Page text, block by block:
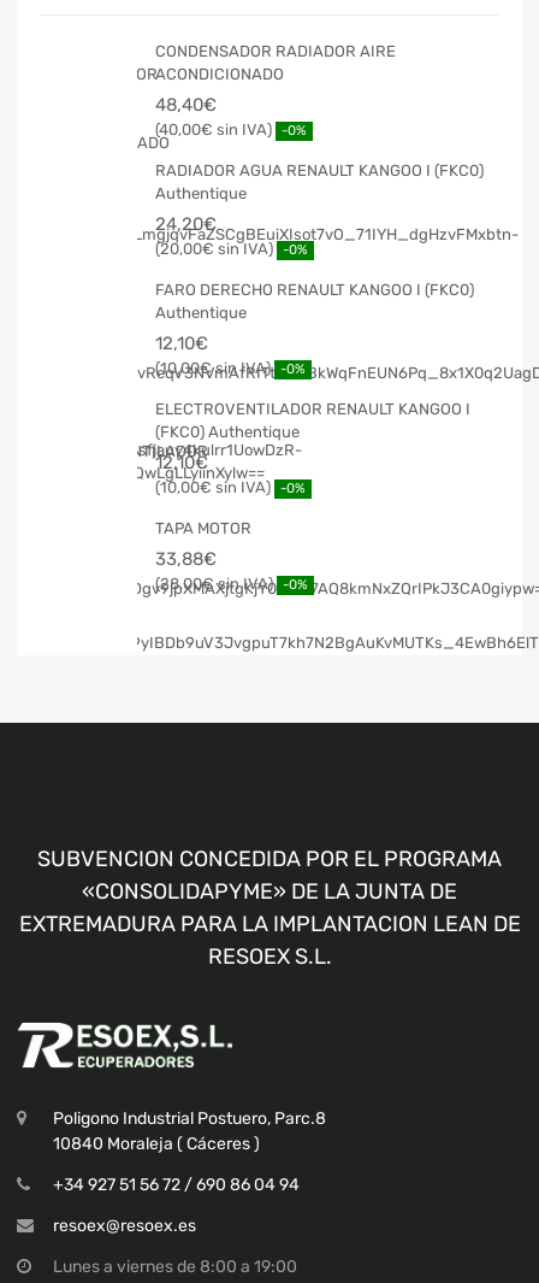
CONDENSADOR RADIADOR AIRE
ACONDICIONADO
48,40€
40,00€ -0%
RADIADOR AGUA RENAULT KANGOO I (FKC0)
Authentique
24,20€
20,00€ -0%
FARO DERECHO RENAULT KANGOO I (FKC0)
Authentique
12,10€
10,00€ -0%
ELECTROVENTILADOR RENAULT KANGOO I
(FKC0) Authentique
12,10€
10,00€ -0%
TAPA MOTOR
33,88€
28,00€ -0%
SUBVENCION CONCEDIDA POR EL PROGRAMA
«CONSOLIDAPYME» DE LA JUNTA DE
EXTREMADURA PARA LA IMPLANTACION LEAN DE
RESOEX S.L.
Poligono Industrial Postuero, Parc.8
10840 Moraleja ( Cáceres )
+34 927 51 56 72 / 690 86 04 94
resoex@resoex.es
Lunes a viernes de 8:00 a 19:00